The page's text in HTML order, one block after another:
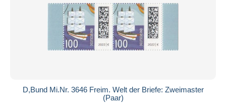
D,Bund Mi.Nr. 3646 Freim. Welt der Briefe: Zweimaster
(Paar)